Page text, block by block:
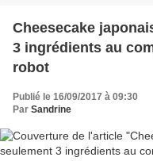
Cheesecake
3 ingrédients au
robot
Publié le 16/09/2017 à 09:30
Par Sandrine